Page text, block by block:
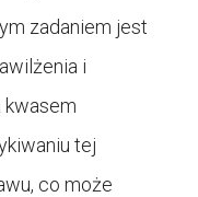
zadaniem jest
i
kwasem
tej
co może